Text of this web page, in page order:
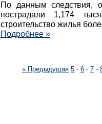
По данным следствия,
пострадали 1,174
строительство жилья
Подробнее »
« Предыдущая 5 - 6 - 7 -